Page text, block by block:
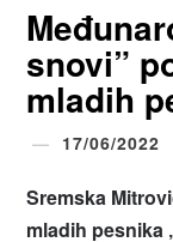
snovi”
mladih
17/06/2022
Sremska
mladih pesnika